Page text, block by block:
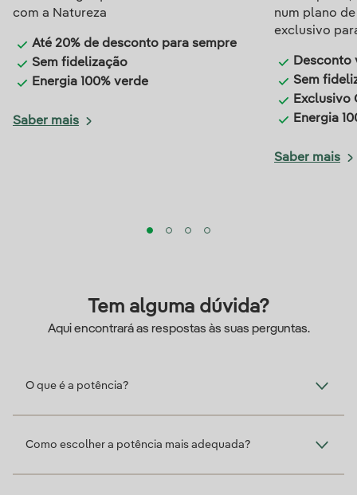
com a Natureza
Até 20% de desconto para sempre
Sem fidelização
Energia 100% verde
Saber mais
num plano
exclusivo
Desconto
Sem
Exclusivo
Energia
Saber mais
Tem alguma dúvida?
Aqui encontrará as respostas às suas perguntas.
O que é a potência?
Como escolher a potência mais adequada?